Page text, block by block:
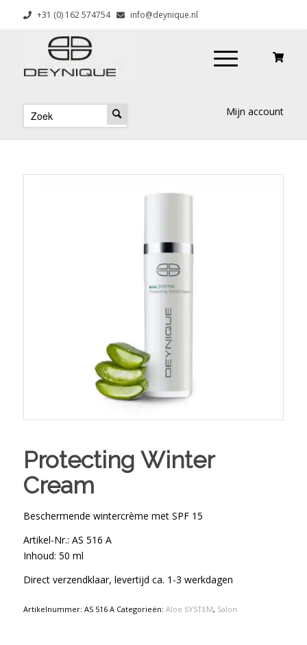
+31 (0) 162 574754 info@deynique.nl
Mijn account
Protecting Winter
Cream
Beschermende wintercrème met SPF 15
Artikel-Nr.: AS 516 A
Inhoud: 50 ml
Direct verzendklaar, levertijd ca. 1-3 werkdagen
Artikelnummer: AS 516 A Categorieën: Aloe SYSTEM, Salon